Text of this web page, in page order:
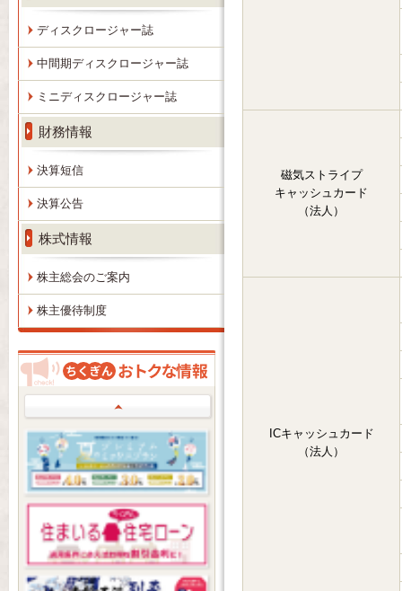
ディスクロージャー誌
中間期ディスクロージャー誌
ミニディスクロージャー誌
財務情報
決算短信
決算公告
株式情報
株主総会のご案内
株主優待制度
磁気ストライプ
キャッシュカード
（法人）
ICキャッシュカード
（法人）